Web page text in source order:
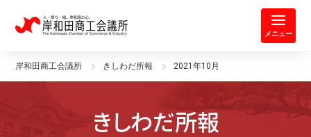
岸和田商工会議所 | 人・祭り・城。
メニュー
岸和田商工会議所 きしわだ所報 2021年10月
きしわだ所報